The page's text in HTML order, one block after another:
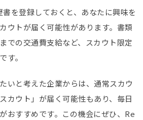
を登録しておくと、あなたに興味を
ウトが届く可能性があります。書類
での交通費支給など、スカウト限定
す。
いと考えた企業からは、通常スカウ
カウト」が届く可能性もあり、毎日
おすすめです。この機会にぜひ、Re